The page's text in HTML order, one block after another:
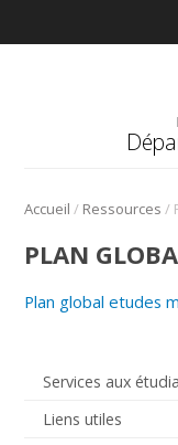
Accueil / Ressources /
Services aux
Liens utiles
PLAN
Plan global etudes